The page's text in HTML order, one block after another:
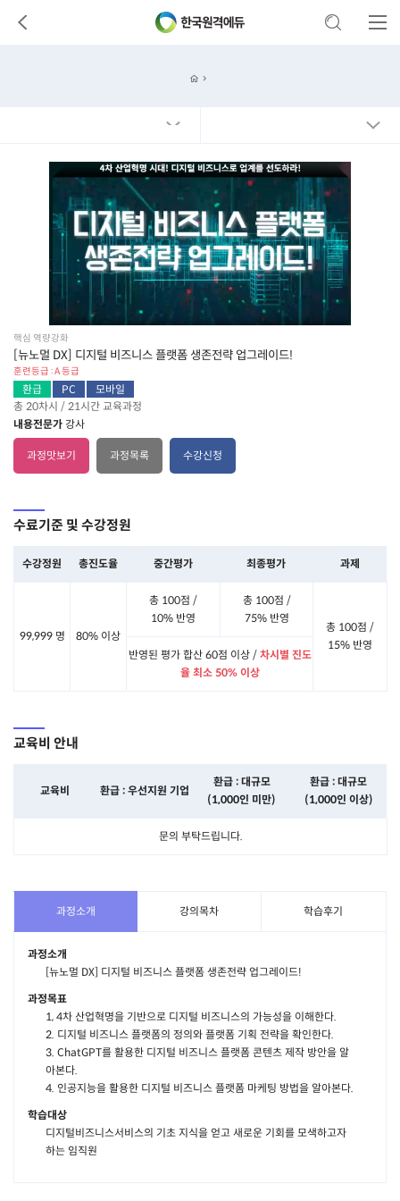
핵심 역량강화
[뉴노멀 DX] 디지털 비즈니스 플랫폼 생존전략 업그레이드!
훈련등급 : A 등급
환급 PC
모바일
총 20차시 / 21시간 교육과정
내용전문가 강사
과정맛보기 과정목록 수강신청
수료기준 및 수강정원
수강정원 총진도율 중간평가 최종평가 과제
99,999 명 80% 이상
총 100점 /
10% 반영
총 100점 /
75% 반영
총 100점 /
15% 반영
반영된 평가 합산 60점 이상 / 차시별 진도
율 최소 50% 이상
교육비 안내
교육비 환급 : 우선지원 기업
환급 : 대규모
(1,000인 미만)
환급 : 대규모
(1,000인 이상)
문의 부탁드립니다.
과정소개 강의목차 학습후기
과정소개
[뉴노멀 DX] 디지털 비즈니스 플랫폼 생존전략 업그레이드!
과정목표
1, 4차 산업혁명을 기반으로 디지털 비즈니스의 가능성을 이해한다.
2. 디지털 비즈니스 플랫폼의 정의와 플랫폼 기획 전략을 확인한다.
3. ChatGPT를 활용한 디지털 비즈니스 플랫폼 콘텐츠 제작 방안을 알
아본다.
4. 인공지능을 활용한 디지털 비즈니스 플랫폼 마케팅 방법을 알아본다.
학습대상
디지털비즈니스서비스의 기초 지식을 얻고 새로운 기회를 모색하고자
하는 임직원